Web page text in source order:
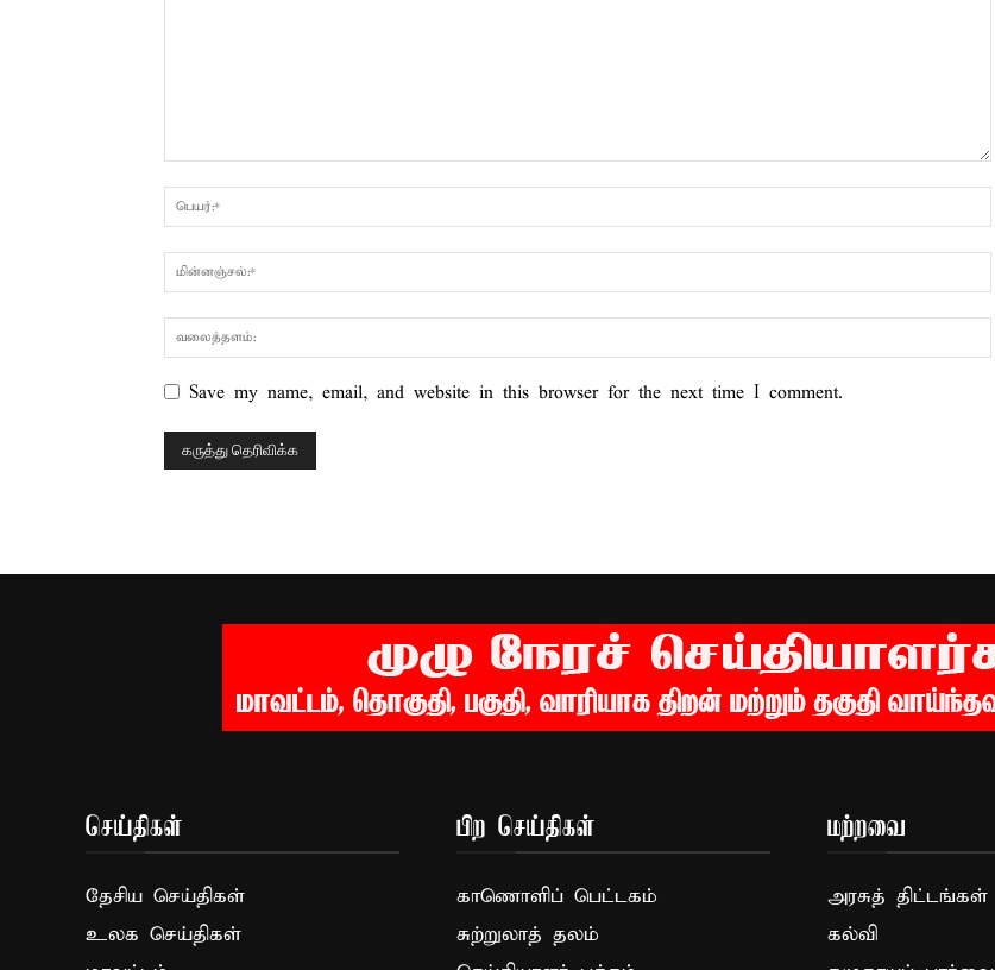
Save my name, email, and website in this browser for the next time I comment.
செய்திகள்
தேசிய செய்திகள்
உலக செய்திகள்
பிற செய்திகள்
காணொளிப் பெட்டகம்
சுற்றுலாத் தலம்
மற்றவை
அரசுத் திட்டங்கள்
கல்வி